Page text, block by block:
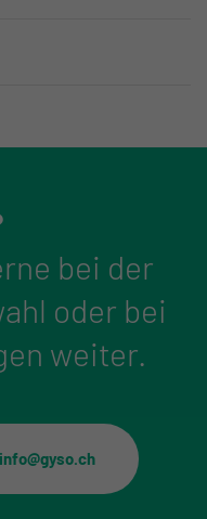
bei der
oder bei
weiter.
info@gyso.ch